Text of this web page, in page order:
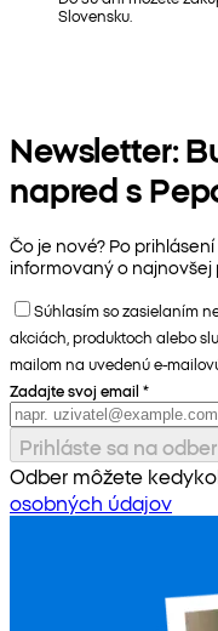
Slovensku.
Newsletter:
napred s
Čo je nové? Po
informovaný o
Súhlasím so zasielaním
akciách, produktoch alebo
mailom na uvedenú e-
Zadajte svoj email *
Prihláste sa na
Odber môžete
osobných údajov